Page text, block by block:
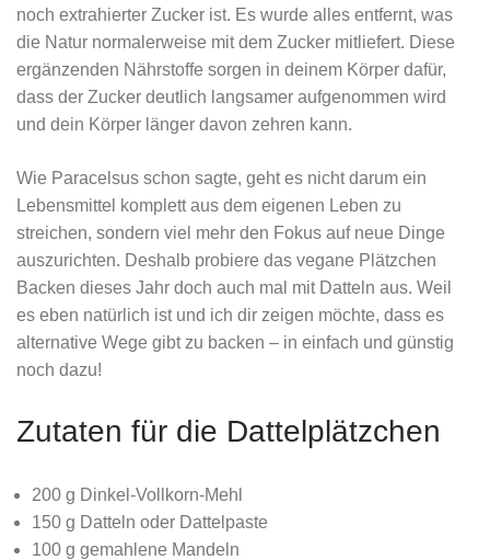
noch extrahierter Zucker ist. Es wurde alles entfernt, was
die Natur normalerweise mit dem Zucker mitliefert. Diese
ergänzenden Nährstoffe sorgen in deinem Körper dafür,
dass der Zucker deutlich langsamer aufgenommen wird
und dein Körper länger davon zehren kann.
Wie Paracelsus schon sagte, geht es nicht darum ein
Lebensmittel komplett aus dem eigenen Leben zu
streichen, sondern viel mehr den Fokus auf neue Dinge
auszurichten. Deshalb probiere das vegane Plätzchen
Backen dieses Jahr doch auch mal mit Datteln aus. Weil
es eben natürlich ist und ich dir zeigen möchte, dass es
alternative Wege gibt zu backen – in einfach und günstig
noch dazu!
Zutaten für die Dattelplätzchen
200 g Dinkel-Vollkorn-Mehl
150 g Datteln oder Dattelpaste
100 g gemahlene Mandeln